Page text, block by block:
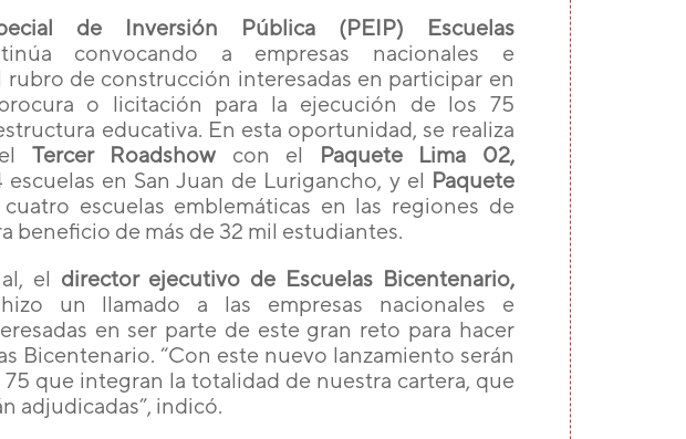
de Inversión Pública (PEIP) Escuelas
convocando a empresas nacionales e
rubro de construcción interesadas en participar en
o licitación para la ejecución de los 75
educativa. En esta oportunidad, se realiza
Tercer Roadshow con el Paquete Lima 02,
en San Juan de Lurigancho, y el Paquete
cuatro escuelas emblemáticas en las regiones de
beneficio de más de 32 mil estudiantes.
el director ejecutivo de Escuelas Bicentenario,
un llamado a las empresas nacionales e
en ser parte de este gran reto para hacer
Bicentenario. “Con este nuevo lanzamiento serán
75 que integran la totalidad de nuestra cartera, que
adjudicadas”, indicó.